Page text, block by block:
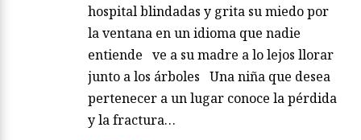
hospital blindadas y grita su miedo por
la ventana en un idioma que nadie
entiende ve a su madre a lo lejos llorar
junto a los árboles Una niña que desea
pertenecer a un lugar conoce la pérdida
y la fractura…